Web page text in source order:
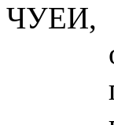
ЧУЕИ,
оП
пОБ